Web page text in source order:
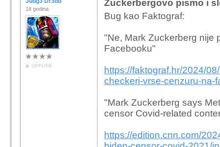
18 godina
OFFLINE
Zuckerbergovo pismo i
Bug kao Faktograf:
"Ne, Mark Zuckerberg nije
Facebooku"
https://faktograf.hr/2024/
checkeri-vrse-cenzuru-na-
"Mark Zuckerberg says
censor Covid-related
https://edition.cnn.com/